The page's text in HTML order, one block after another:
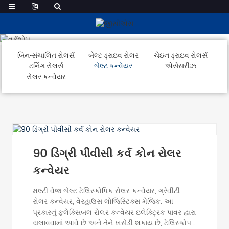
બેલ્ટ કન્વેયર
બિન-સંચાલિત રોલર્સ બેલ્ટ ડ્રાઇવ રોલર
ચેઇન ડ્રાઇવ રોલર્સ
ટર્નિંગ રોલર્સ
બેલ્ટ કન્વેયર
એસેસરીઝ
રોલર કન્વેયર
90 ડિગ્રી પીવીસી કર્વ કોન રોલર
કન્વેયર
મલ્ટી વેજ બેલ્ટ ટેલિસ્કોપિક રોલર કન્વેયર, ગ્રેવીટી
રોલર કન્વેયર, વેરહાઉસ લોજિસ્ટિક્સ મેજિક. આ
પ્રકારનું ફ્લેક્સિબલ રોલર કન્વેયર ઇલેક્ટ્રિક પાવર દ્વારા
ચલાવવામાં આવે છે અને તેને ખસેડી શકાય છે, ટેલિસ્કોપ